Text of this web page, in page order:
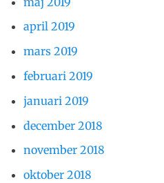
april 2019
mars 2019
februari 2019
januari 2019
december 2018
november 2018
oktober 2018